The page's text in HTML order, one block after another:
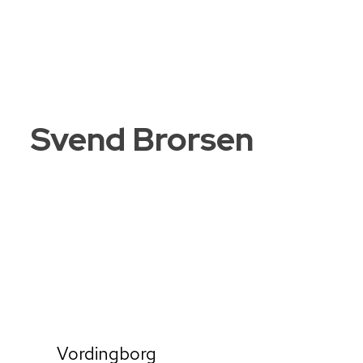
Svend Brorsen
Vordingborg